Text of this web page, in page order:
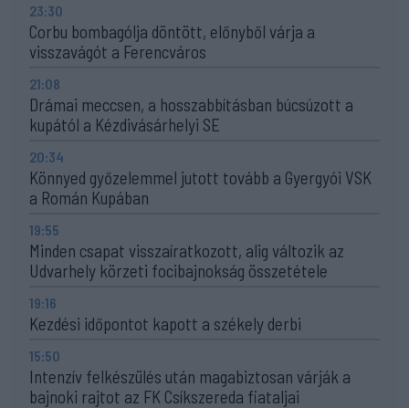
23:30
Corbu bombagólja döntött, előnyből várja a
visszavágót a Ferencváros
21:08
Drámai meccsen, a hosszabbításban búcsúzott a
kupától a Kézdivásárhelyi SE
20:34
Könnyed győzelemmel jutott tovább a Gyergyói VSK
a Román Kupában
19:55
Minden csapat visszaíratkozott, alig változik az
Udvarhely körzeti focibajnokság összetétele
19:16
Kezdési időpontot kapott a székely derbi
15:50
Intenzív felkészülés után magabiztosan várják a
bajnoki rajtot az FK Csíkszereda fiataljai